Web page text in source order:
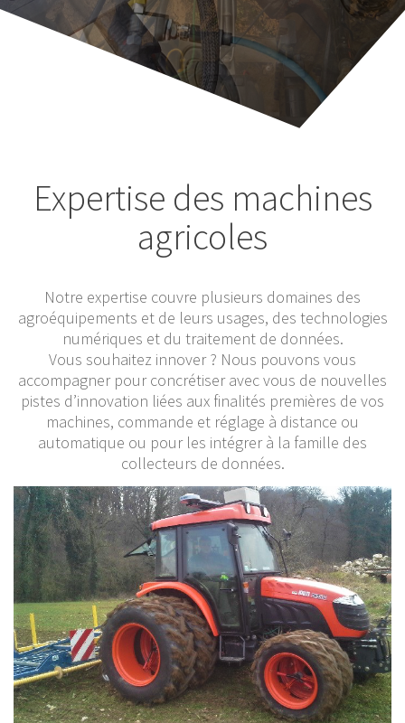
Expertise des machines
agricoles
Notre expertise couvre plusieurs domaines des
agroéquipements et de leurs usages, des technologies
numériques et du traitement de données.
Vous souhaitez innover ? Nous pouvons vous
accompagner pour concrétiser avec vous de nouvelles
pistes d’innovation liées aux finalités premières de vos
machines, commande et réglage à distance ou
automatique ou pour les intégrer à la famille des
collecteurs de données.